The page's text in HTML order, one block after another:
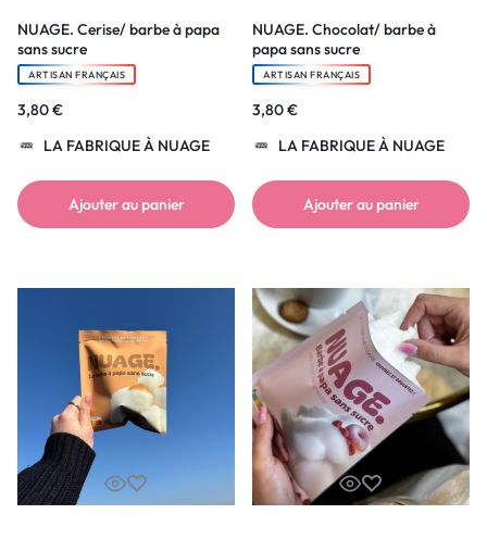
NUAGE. Cerise/ barbe à papa
sans sucre
ARTISAN FRANÇAIS
3,80€
LA FABRIQUE À NUAGE
Ajouter au panier
NUAGE. Chocolat/ barbe à
papa sans sucre
ARTISAN FRANÇAIS
3,80€
LA FABRIQUE À NUAGE
Ajouter au panier